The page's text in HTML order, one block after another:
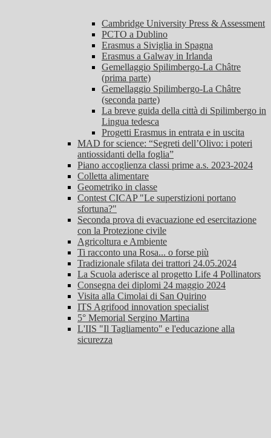
Cambridge University Press & Assessment
PCTO a Dublino
Erasmus a Siviglia in Spagna
Erasmus a Galway in Irlanda
Gemellaggio Spilimbergo-La Châtre
(prima parte)
Gemellaggio Spilimbergo-La Châtre
(seconda parte)
La breve guida della città di Spilimbergo in
Lingua tedesca
Progetti Erasmus in entrata e in uscita
MAD for science: “Segreti dell’Olivo: i poteri
antiossidanti della foglia”
Piano accoglienza classi prime a.s. 2023-2024
Colletta alimentare
Geometriko in classe
Contest CICAP "Le superstizioni portano
sfortuna?"
Seconda prova di evacuazione ed esercitazione
con la Protezione civile
Agricoltura e Ambiente
Ti racconto una Rosa... o forse più
Tradizionale sfilata dei trattori 24.05.2024
La Scuola aderisce al progetto Life 4 Pollinators
Consegna dei diplomi 24 maggio 2024
Visita alla Cimolai di San Quirino
ITS Agrifood innovation specialist
5° Memorial Sergino Martina
L'IIS "Il Tagliamento" e l'educazione alla
sicurezza